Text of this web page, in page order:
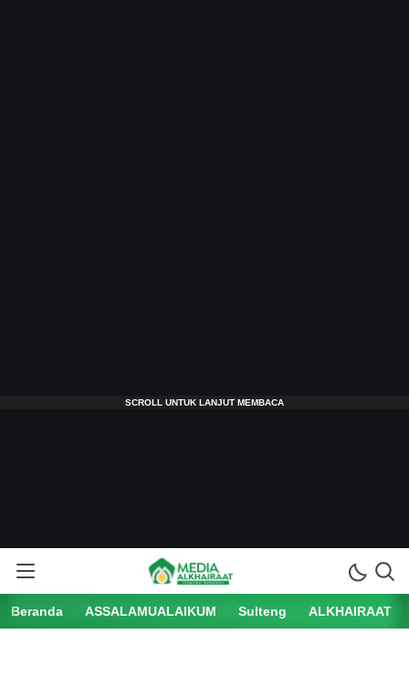
Beranda ASSALAMUALAIKUM Sulteng ALKHAIRAAT